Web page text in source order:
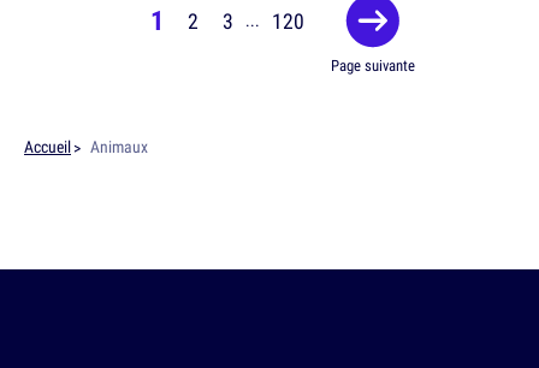
1 2 3 ... 120
Page suivante
Accueil Animaux